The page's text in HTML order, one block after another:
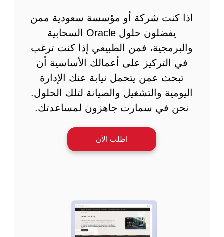
اذا كنت شركة أو مؤسسة سعودية ممن
يفضلون حلول Oracle السحابية
والبرمجية، فمن الطبيعي إذا كنت ترغب
في التركيز على أعمالك الأساسية أن
تبحث عمن يتحمل نيابة عنك الإدارة
اليومية والتشغيل والصيانة لتلك الحلول.
نحن في سمارت جاهزون لمساعدتك.
اطلب الآن